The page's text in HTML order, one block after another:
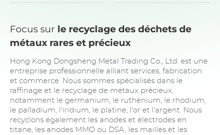
Focus sur le recyclage des déchets de
métaux rares et précieux
Hong Kong Dongsheng Metal Trading Co., Ltd. est une
entreprise professionnelle alliant services, fabrication
et commerce. Nous sommes spécialisés dans le
raffinage et le recyclage de métaux précieux,
notamment le germanium, le ruthénium, le rhodium,
le palladium, l'iridium, le platine, l'or et l'argent. Nous
recyclons également les anodes et électrodes en
titane, les anodes MMO ou DSA, les mailles et les